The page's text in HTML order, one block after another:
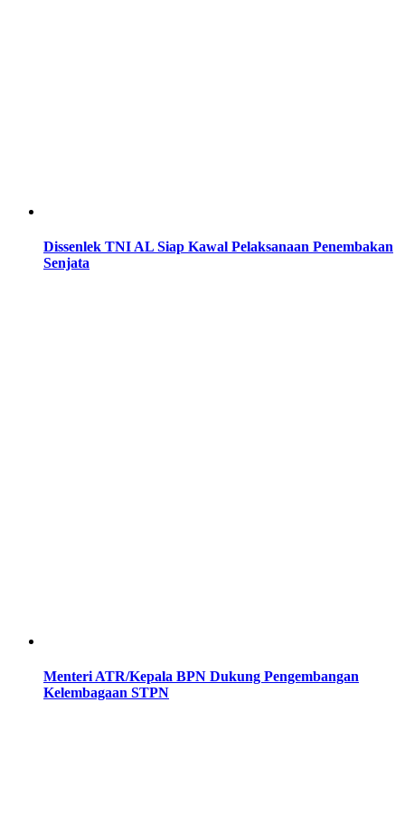
Dissenlek TNI AL Siap Kawal Pelaksanaan Penembakan
Senjata
Menteri ATR/Kepala BPN Dukung Pengembangan
Kelembagaan STPN